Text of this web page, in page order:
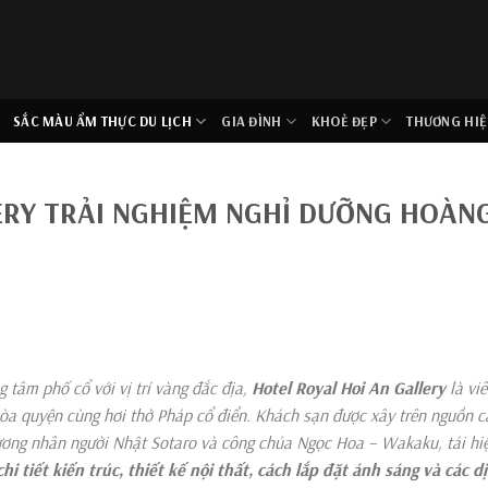
SẮC MÀU ẨM THỰC DU LỊCH GIA ĐÌNH KHOẺ ĐẸP THƯƠNG
TRẢI NGHIỆM NGHỈ DƯỠNG
tâm phố cổ với vị trí vàng đắc địa, Hotel Royal Hoi An Gallerylà
quyện cùng hơi thở Pháp cổ điển. Khách sạn được xây trên nguồn
nhân người Nhật Sotaro và công chúa Ngọc Hoa – Wakaku, tái
tiếtkiến trúc, thiếtkế nội thất, cách lắp đặt ánh sáng và các